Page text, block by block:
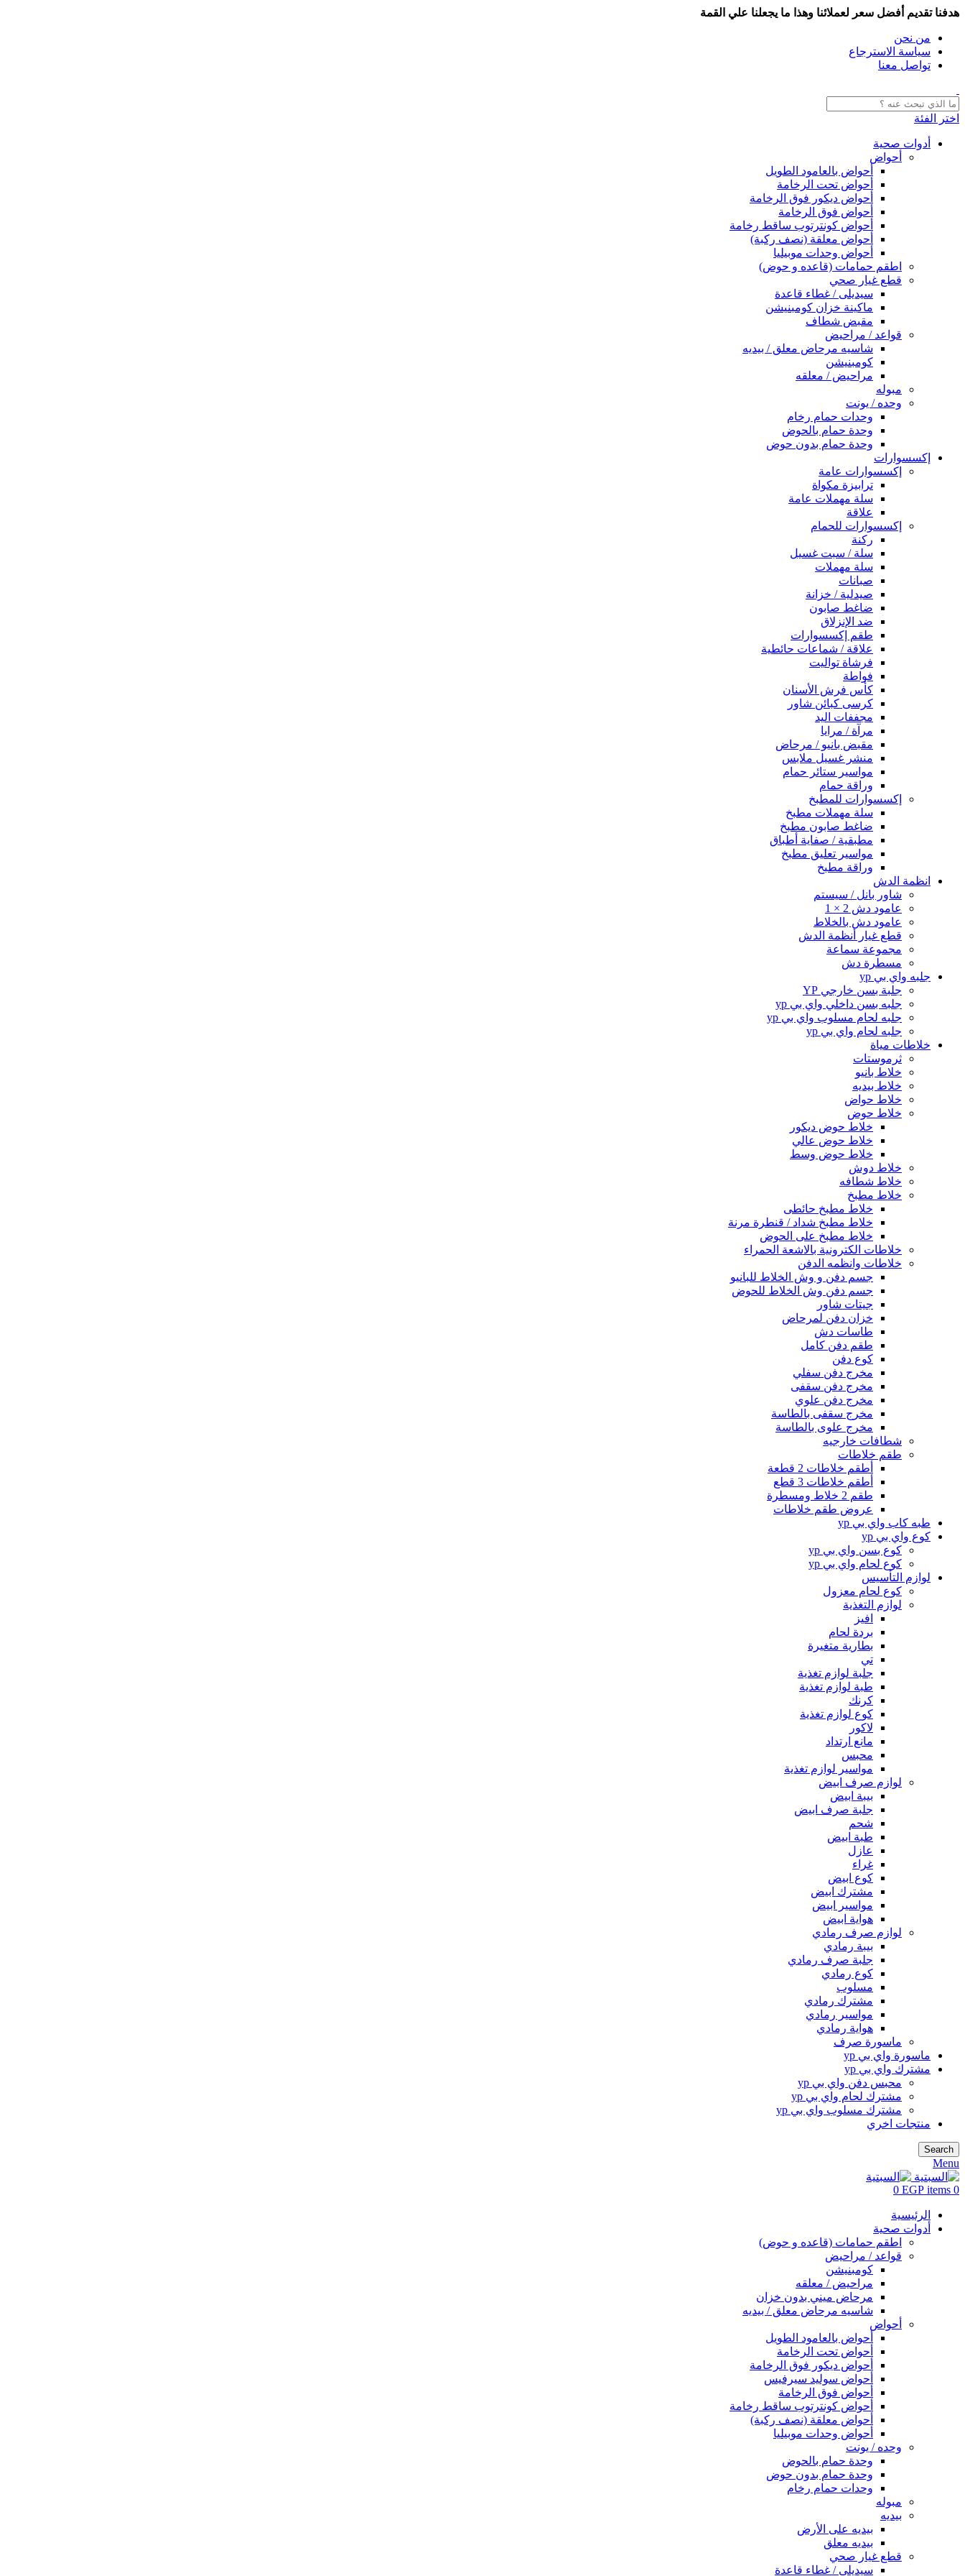
هدفنا تقديم أفضل سعر لعملائنا وهذا ما يجعلنا علي القمة
من نحن
سياسة الاسترجاع
تواصل معنا
اختر الفئة
أدوات صحية
أحواض
أحواض بالعامود الطويل
أحواض تحت الرخامة
أحواض ديكور فوق الرخامة
أحواض فوق الرخامة
أحواض كونترتوب ساقط رخامة
أحواض معلقة (نصف ركبة)
أحواض وحدات موبيليا
اطقم حمامات (قاعده و حوض)
قطع غيار صحي
سيديلى / غطاء قاعدة
ماكينة خزان كومبنيشن
مقبض شطاف
قواعد / مراحيض
شاسيه مرحاض معلق / بيديه
كومبنيشن
مراحيض / معلقه
مبوله
وحده / يونت
وحدات حمام رخام
وحدة حمام بالحوض
وحدة حمام بدون حوض
إكسسوارات
إكسسوارات عامة
ترابيزة مكواة
سلة مهملات عامة
علاقة
إكسسوارات للحمام
ركنة
سلة / سبت غسيل
سلة مهملات
صبانات
صيدلية / خزانة
ضاغط صابون
ضد الإنزلاق
طقم إكسسوارات
علاقة / شماعات حائطية
فرشاة تواليت
فواطة
كأس فرش الأسنان
كرسى كبائن شاور
مجففات اليد
مرآة / مرايا
مقبض بانيو / مرحاض
منشر غسيل ملابس
مواسير ستائر حمام
وراقة حمام
إكسسوارات للمطبخ
سلة مهملات مطبخ
ضاغط صابون مطبخ
مطبقية / صفاية أطباق
مواسير تعليق مطبخ
وراقة مطبخ
انظمة الدش
شاور بانل / سيستم
عامود دش 2 × 1
عامود دش بالخلاط
قطع غيار أنظمة الدش
مجموعة سماعة
مسطرة دش
جلبه واي بي yp
جلبة بسن خارجي YP
جلبه بسن داخلي واي بي yp
جلبه لحام مسلوب واي بي yp
جلبه لحام واي بي yp
خلاطات مياة
ثرموستات
خلاط بانيو
خلاط بيديه
خلاط حواض
خلاط حوض
خلاط حوض ديكور
خلاط حوض عالي
خلاط حوض وسط
خلاط دوش
خلاط شطافه
خلاط مطبخ
خلاط مطبخ حائطى
خلاط مطبخ شداد / قنطرة مرنة
خلاط مطبخ على الحوض
خلاطات الكترونية بالاشعة الحمراء
خلاطات وانظمه الدفن
جسم دفن و وش الخلاط للبانيو
جسم دفن وش الخلاط للحوض
جيتات شاور
خزان دفن لمرحاض
طاسات دش
طقم دفن كامل
كوع دفن
مخرج دفن سفلي
مخرج دفن سقفى
مخرج دفن علوي
مخرج سقفى بالطاسة
مخرج علوى بالطاسة
شطافات خارجيه
طقم خلاطات
أطقم خلاطات 2 قطعة
أطقم خلاطات 3 قطع
طقم 2 خلاط ومسطرة
عروض طقم خلاطات
طبه كاب واي بي yp
كوع واي بي yp
كوع بسن واي بي yp
كوع لحام واي بي yp
لوازم التأسيس
كوع لحام معزول
لوازم التغذية
افيز
بردة لحام
بطارية متغيرة
تي
جلبة لوازم تغذية
طبة لوازم تغذية
كرنك
كوع لوازم تغذية
لاكور
مانع ارتداد
محبس
مواسير لوازم تغذية
لوازم صرف ابيض
بيبة ابيض
جلبة صرف ابيض
شحم
طبة ابيض
عازل
غراء
كوع ابيض
مشترك ابيض
مواسير ابيض
هواية ابيض
لوازم صرف رمادي
بيبة رمادي
جلبة صرف رمادي
كوع رمادي
مسلوب
مشترك رمادي
مواسير رمادي
هواية رمادي
ماسورة صرف
ماسورة واي بي yp
مشترك واي بي yp
محبس دفن واي بي yp
مشترك لحام واي بي yp
مشترك مسلوب واي بي yp
منتجات اخري
Search
Menu
0
items
0 EGP
الرئيسية
أدوات صحية
اطقم حمامات (قاعده و حوض)
قواعد / مراحيض
كومبنيشن
مراحيض / معلقه
مرحاض ميني بدون خزان
شاسيه مرحاض معلق / بيديه
أحواض
أحواض بالعامود الطويل
أحواض تحت الرخامة
أحواض ديكور فوق الرخامة
أحواض سوليد سيرفيس
أحواض فوق الرخامة
أحواض كونترتوب ساقط رخامة
أحواض معلقة (نصف ركبة)
أحواض وحدات موبيليا
وحده / يونت
وحدة حمام بالحوض
وحدة حمام بدون حوض
وحدات حمام رخام
مبوله
بيديه
بيديه على الأرض
بيديه معلق
قطع غيار صحي
سيديلى / غطاء قاعدة